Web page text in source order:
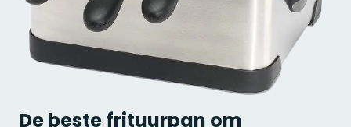
De beste frituurpan om